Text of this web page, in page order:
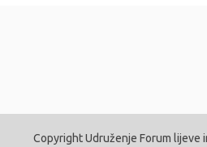
Copyright Udruženje Forum lijeve